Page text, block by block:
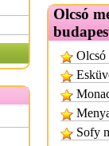
Olcsó
Olcsó
Sofy